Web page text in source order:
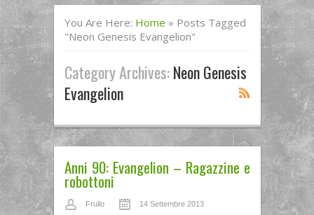
You Are Here: Home » Posts Tagged
"neon Genesis Evangelion"
Category Archives:Neon Genesis
Evangelion
Anni 90: Evangelion – Ragazzine e
robottoni
Frullo 14 Settembre 2013